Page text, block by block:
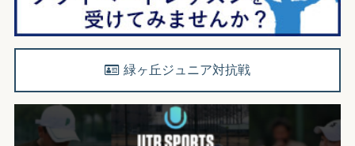
緑ヶ丘ジュニア対抗戦